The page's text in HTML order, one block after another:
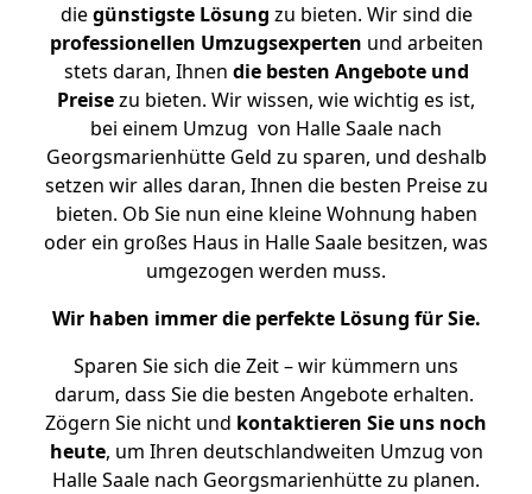
diegünstigste Lösung zu bieten. Wir sind die
professionellen Umzugsexperten und arbeiten
stets daran, Ihnen die besten Angebote und
Preisezu bieten. Wir wissen, wie wichtig es ist,
bei einem Umzug von Halle Saale nach
Georgsmarienhütte Geld zu sparen, und deshalb
setzen wir alles daran, Ihnen die besten Preise zu
bieten. Ob Sie nun eine kleine Wohnung haben
oder ein großes Haus in Halle Saale besitzen, was
umgezogen werden muss.
Wir haben immer die perfekte Lösung für Sie.
Sparen Sie sich die Zeit – wir kümmern uns
darum, dass Sie die besten Angebote erhalten.
Zögern Sie nicht und kontaktieren Sie uns noch
heute, um Ihren deutschlandweiten Umzug von
Halle Saale nach Georgsmarienhütte zu planen.